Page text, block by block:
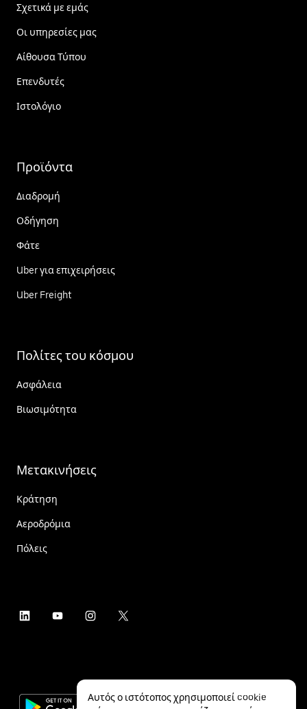
Σχετικά με εμάς
Οι υπηρεσίες μας
Αίθουσα Τύπου
Επενδυτές
Ιστολόγιο
Προϊόντα
Διαδρομή
Οδήγηση
Φάτε
Uber για επιχειρήσεις
Uber Freight
Πολίτες του κόσμου
Ασφάλεια
Βιωσιμότητα
Μετακινήσεις
Κράτηση
Αεροδρόμια
Πόλεις
Αυτός ο ιστότοπος χρησιμοποιεί cookie